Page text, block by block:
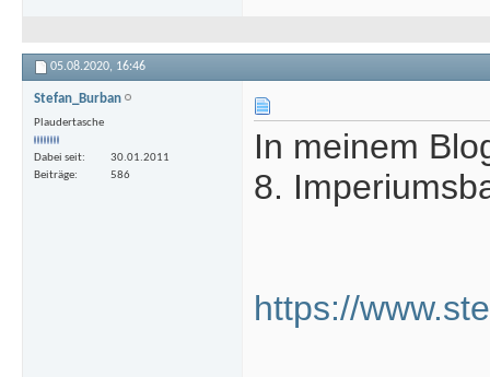
05.08.2020, 16:46
Stefan_Burban
Plaudertasche
Dabei seit
30.01.2011
Beiträge
586
In meinem
8.
https://